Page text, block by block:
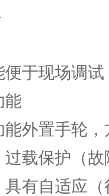
于现场调试
能
外置手轮，
载保护（故
有自适应（